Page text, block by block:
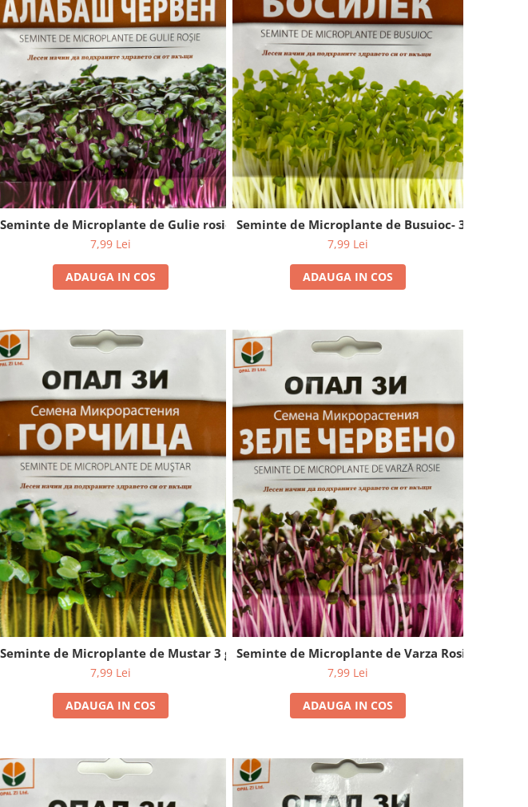
Seminte de Microplante de Gulie rosie- 3 g
7,99 Lei
ADAUGA IN COS
Seminte de Microplante de Busuioc- 3 g
7,99 Lei
ADAUGA IN COS
Seminte de Microplante de Mustar 3 g
7,99 Lei
ADAUGA IN COS
Seminte de Microplante de Varza Rosie 3 g
7,99 Lei
ADAUGA IN COS